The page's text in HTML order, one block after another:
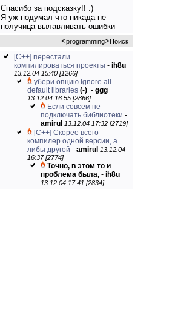
Спасибо за подсказку!! :)
Я уж подумал что никада не
получица вылавливать ошибки
<programming>Поиск
[C++] перестали
компилироваться проекты - ih8u
13.12.04 15:40 [1266]
убери опцию Ignore all
default libraries (-) - ggg
13.12.04 16:55 [2866]
Если совсем не
подключать библиотеки -
amirul 13.12.04 17:32 [2719]
[C++] Скорее всего
компилер одной версии, а
либы другой - amirul 13.12.04
16:37 [2774]
Точно, в этом то и
проблема была, - ih8u
13.12.04 17:41 [2834]